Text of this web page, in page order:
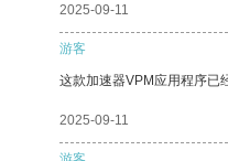
2025-09-11
游客
这款加速器VPM应用程序已
2025-09-11